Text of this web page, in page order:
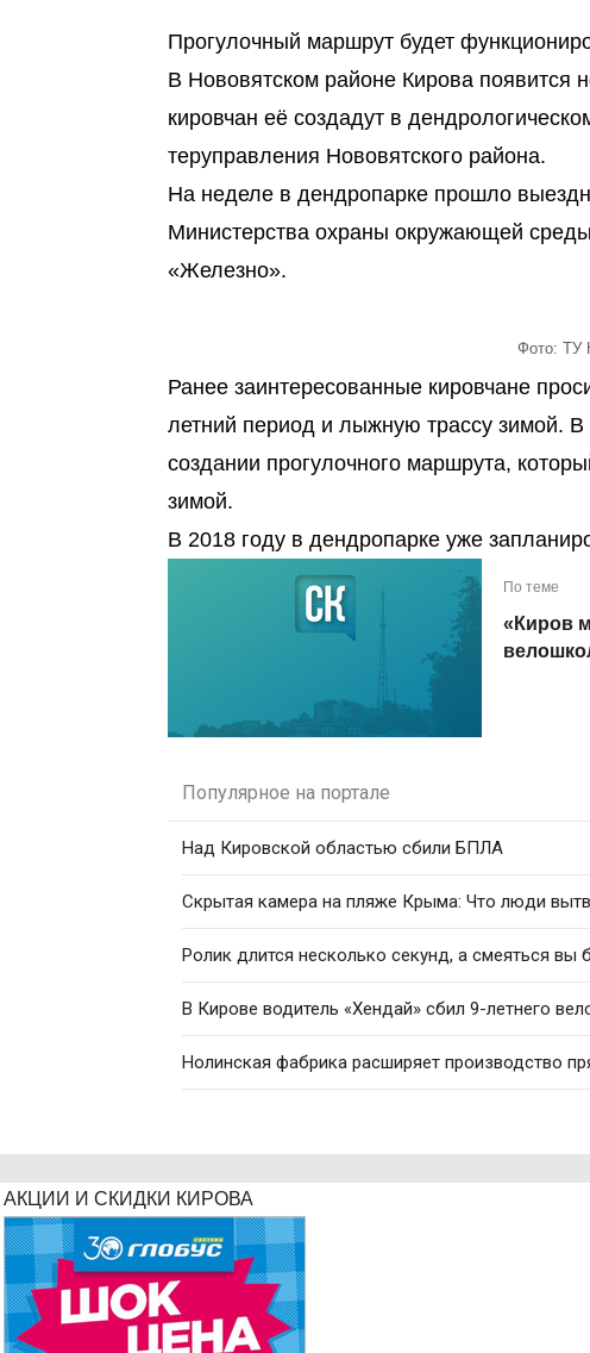
Прогулочный маршрут будет
В Нововятском районе Кирова появится
кировчан её создадут в
теруправления Нововятского района.
На неделе в дендропарке прошло
Министерства охраны окружающей
«Железно».
Фото: ТУ
Ранее заинтересованные кировчане
летний период и лыжную трассу зимой.
создании прогулочного маршрута,
зимой.
В 2018 году в дендропарке уже
По теме
«Киров
Популярное на портале
Над Кировской областью сбили БПЛА
Скрытая камера на пляже Крыма: Что люди
Ролик длится несколько секунд, а смеяться вы
В Кирове водитель «Хендай» сбил 9-летнего
Нолинская фабрика расширяет производство
АКЦИИ И СКИДКИ КИРОВА